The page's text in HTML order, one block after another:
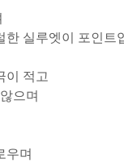
한 실루엣이 포인트
이 적고
으며
우며